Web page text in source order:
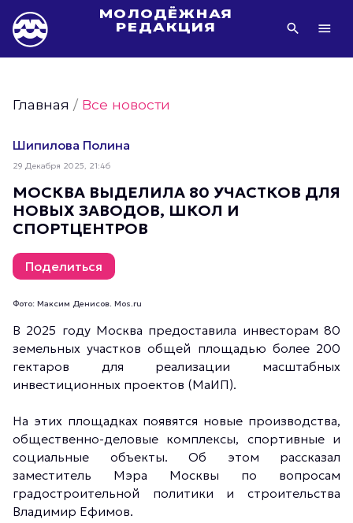
МОЛОДЁЖНАЯ
РЕДАКЦИЯ
Фото Молодёжи Москвы
Фотогалереи Молодёжи Москвы
Статьи Молодёжи Москвы
Молодёжь Москвы культурная
Молодёжь Москвы спортивная
Молодёжь Москвы в движении
Молодёжь Москвы здоровая
Молодёжь Москвы профессиональная
Молодёжь Москвы туристическая
Все новости
Главная /Все новости
Шипилова Полина
29 Декабря 2025, 21:46
МОСКВА ВЫДЕЛИЛА 80 УЧАСТКОВ ДЛЯ
НОВЫХ ЗАВОДОВ, ШКОЛ И
СПОРТЦЕНТРОВ
Поделиться
Фото: Максим Денисов. Mos.ru
В 2025 году Москва предоставила инвесторам 80
земельных участков общей площадью более 200
гектаров для реализации масштабных
инвестиционных проектов (МаИП).
На этих площадках появятся новые производства,
общественно-деловые комплексы, спортивные и
социальные объекты. Об этом рассказал
заместитель Мэра Москвы по вопросам
градостроительной политики и строительства
Владимир Ефимов.